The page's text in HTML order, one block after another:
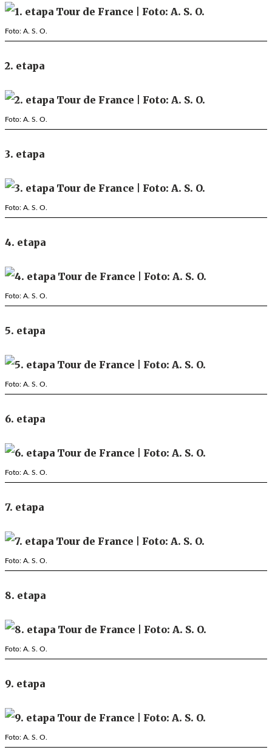
Foto: A. S. O.
2. etapa
Foto: A. S. O.
3. etapa
Foto: A. S. O.
4. etapa
Foto: A. S. O.
5. etapa
Foto: A. S. O.
6. etapa
Foto: A. S. O.
7. etapa
Foto: A. S. O.
8. etapa
Foto: A. S. O.
9. etapa
Foto: A. S. O.